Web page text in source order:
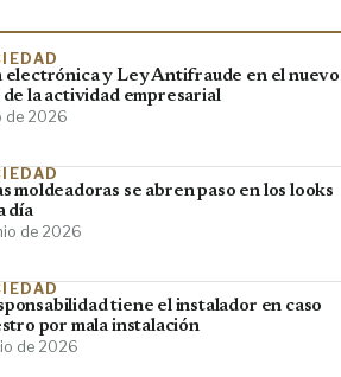
electrónica y Ley Antifraude en el nuevo
la actividad empresarial
de 2026
moldeadoras se abren paso en los looks
día
de 2026
tiene el instalador en caso
por mala instalación
de 2026